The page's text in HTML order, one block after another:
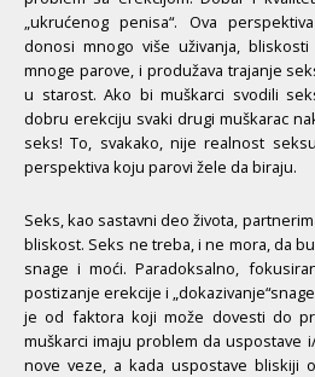
„ukrućenog penisa“. Ova
donosi mnogo više uživanja,
mnoge parove, i produžava trajanje
u starost. Ako bi muškarci svodili
dobru erekciju svaki drugi muškarac
seks! To, svakako, nije realnost
perspektiva koju parovi žele da biraju.
Seks, kao sastavni deo života,
bliskost. Seks ne treba, i ne mora, da
snage i moći. Paradoksalno,
postizanje erekcije i
je od faktora koji može dovesti do
muškarci imaju problem da uspostave
nove veze, a kada uspostave bliskiji